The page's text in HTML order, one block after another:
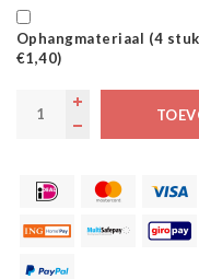
Ophangmateriaal (4
€1,40)